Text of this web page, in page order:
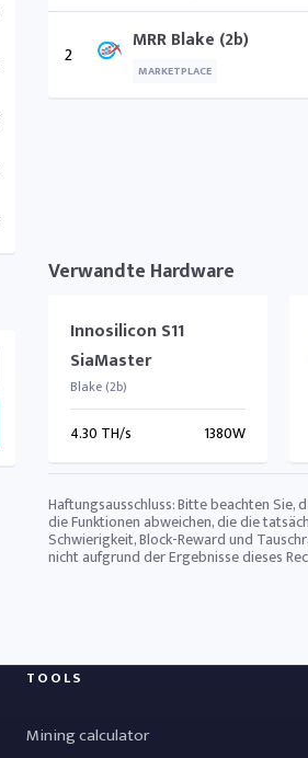
2 MRR Blake (2b)
MARKETPLACE
Verwandte Hardware
Innosilicon S11
SiaMaster
Blake (2b)
4.30 TH/s 1380W
Haftungsausschluss: Bitte beachten
die Funktionen abweichen, die die
Schwierigkeit, Block-Reward und
nicht aufgrund der Ergebnisse dieses
TOOLS
Mining calculator